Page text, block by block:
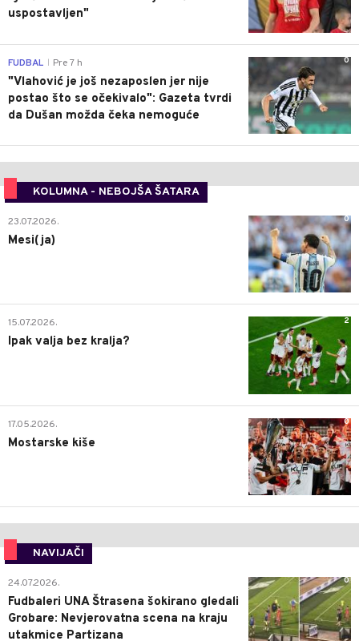
uspostavljen"
0
FUDBAL Pre 7 h
"Vlahović je još nezaposlen jer nije
postao što se očekivalo": Gazeta tvrdi
da Dušan možda čeka nemoguće
KOLUMNA - NEBOJŠA ŠATARA
0
23.07.2026.
Mesi(ja)
2
15.07.2026.
Ipak valja bez kralja?
0
17.05.2026.
Mostarske kiše
NAVIJAČI
0
24.07.2026.
Fudbaleri UNA Štrasena šokirano gledali
Grobare: Nevjerovatna scena na kraju
utakmice Partizana